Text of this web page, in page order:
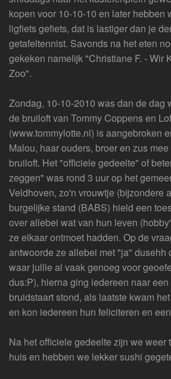
kopen voor 10-10-10 en later hebben
ligfiets gefiets, dat is lastiger dan je
getafeltennist. Savonds na het eten
gekeken namelijk "Christiane F. - Wir
Zoo".
Zondag, 10-10-2010 was dan de dag
de bruiloft van Tommy Coppens en
(www.tommylotte.nl) is aangebroken
Malou, haar ouders, broer en zus
bruiloft. Het "officiele gedeelte" of
zeggen" was rond 3 uur op het
Veldhoven, zo'n vrouwtje (bijzondere
burgelijke stand (BABS) hield een
over allebei wat van hun leven
ze elkaar ontmoet hadden. Op de
antwoorde ze allebei met "ja" dusehh
waar jullie al vaak genoeg voor
dus:P), hierna ging iedereen naar
bruidstaart stond, als laatste kwam
en kon iedereen hun feliciteren en
Na het officiele gedeelte zijn we weer
huis en hebben we lekker sushi